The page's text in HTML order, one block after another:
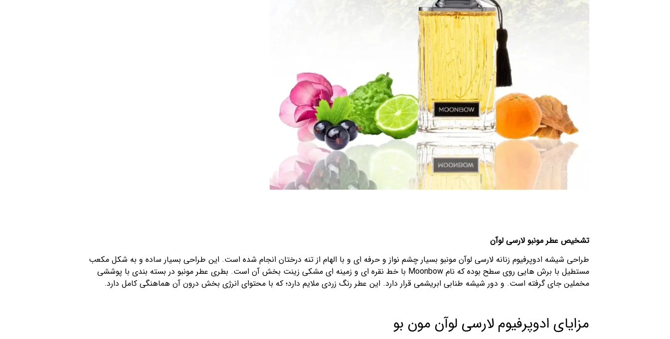
تشخیص عطر مونبو لارسی لوآن
طراحی شیشه ادوپرفیوم زنانه لارسی لوآن مونبو بسیار چشم نواز و حرفه ای و با الهام از تنه درختان انجام شده است. این طراحی بسیار ساده و به شکل مکعب
مستطیل با برش هایی روی سطح بوده که نام Moonbow با خط نقره ای و زمینه ای مشکی زینت بخش آن است. بطری عطر مونبو در بسته بندی با پوششی
مخملین جای گرفته است. و دور شیشه طنابی ابریشمی قرار دارد. این عطر رنگ زردی ملایم دارد؛ که با محتوای انرژی بخش درون آن هماهنگی کامل دارد.
مزایای ادوپرفیوم لارسی لوآن مون بو